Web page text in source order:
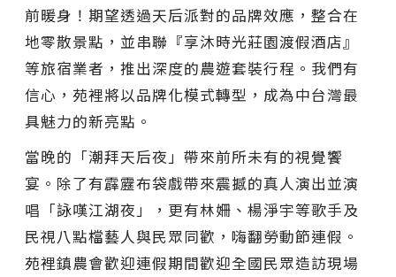
前暖身！期望透過天后派對的品牌效應，整合在
地零散景點，並串聯『享沐時光莊園渡假酒店』
等旅宿業者，推出深度的農遊套裝行程。我們有
信心，苑裡將以品牌化模式轉型，成為中台灣最
具魅力的新亮點。
當晚的「潮拜天后夜」帶來前所未有的視覺饗
宴。除了有霹靂布袋戲帶來震撼的真人演出並演
唱「詠嘆江湖夜」，更有林姍、楊淨宇等歌手及
民視八點檔藝人與民眾同歡，嗨翻勞動節連假。
苑裡鎮農會歡迎連假期間歡迎全國民眾造訪現場